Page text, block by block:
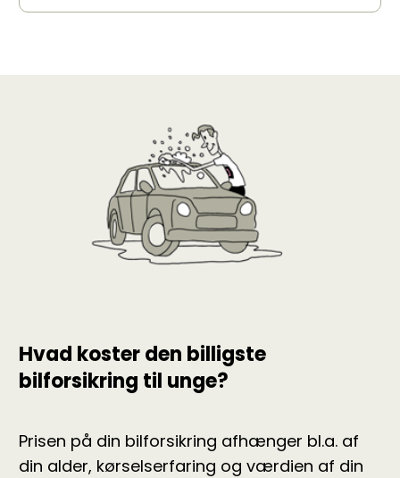
Hvad koster den billigste
bilforsikring til unge?
Prisen på din bilforsikring afhænger bl.a. af
din alder, kørselserfaring og værdien af din